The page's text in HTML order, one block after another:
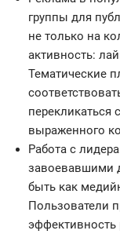
группы для
не только на
активность:
Тематические
перекликаться
выраженного
Работа с
завоевавшими
быть как
Пользователи